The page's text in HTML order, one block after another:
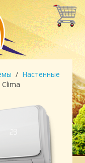
Настенные